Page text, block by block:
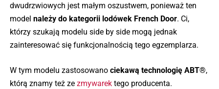
dwudrzwiowych jest małym oszustwem, ponieważ ten
model należy do kategorii lodówek French Door. Ci,
którzy szukają modelu side by side mogą jednak
zainteresować się funkcjonalnością tego egzemplarza.
W tym modelu zastosowano ciekawą technologię ABT®,
którą znamy też ze zmywarek tego producenta.